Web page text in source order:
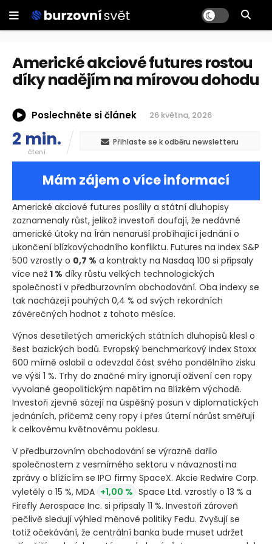
Americké akciové futures rostou
díky nadějím na mírovou dohodu
Poslechněte si článek 26 května, 2026
2 min.
čtení
Přihlaste se k odběru newsletteru
Mám zájem o více informací
Americké akciové futures posílily a státní dluhopisy
zaznamenaly růst, jelikož investoři doufají, že nedávné
americké útoky na Írán nenaruší probíhající jednání o
ukončení blízkovýchodního konfliktu. Futures na index S&P
500 vzrostly o 0,7 % a kontrakty na Nasdaq 100 si připsaly
více než 1 % díky růstu velkých technologických
společností v předburzovním obchodování. Oba indexy se
tak nacházejí pouhých 0,4 % od svých rekordních
závěrečných hodnot z tohoto měsíce.
Výnos desetiletých amerických státních dluhopisů klesl o
šest bazických bodů. Evropský benchmarkový index Stoxx
600 mírně oslabil a odevzdal část svého pondělního zisku
ve výši 1 %. Trhy do značné míry ignorují oživení cen ropy
vyvolané geopolitickým napětím na Blízkém východě.
Investoři zjevně sázejí na úspěšný posun v diplomatických
jednáních, přičemž ceny ropy i přes úterní nárůst směřují
k celkovému květnovému poklesu.
V předburzovním obchodování se výrazně dařilo
společnostem z vesmírného sektoru v návaznosti na
zprávy o blížícím se IPO firmy SpaceX. Akcie Redwire Corp.
vyletěly o 15 %, MDA +1,00 % Space Ltd. vzrostly o 13 % a
Firefly Aerospace Inc. si připsaly 11 %. Investoři zároveň
pečlivě sledují výhled měnové politiky Fedu. Zvyšují se
totiž očekávání, že centrální banka bude muset udržet